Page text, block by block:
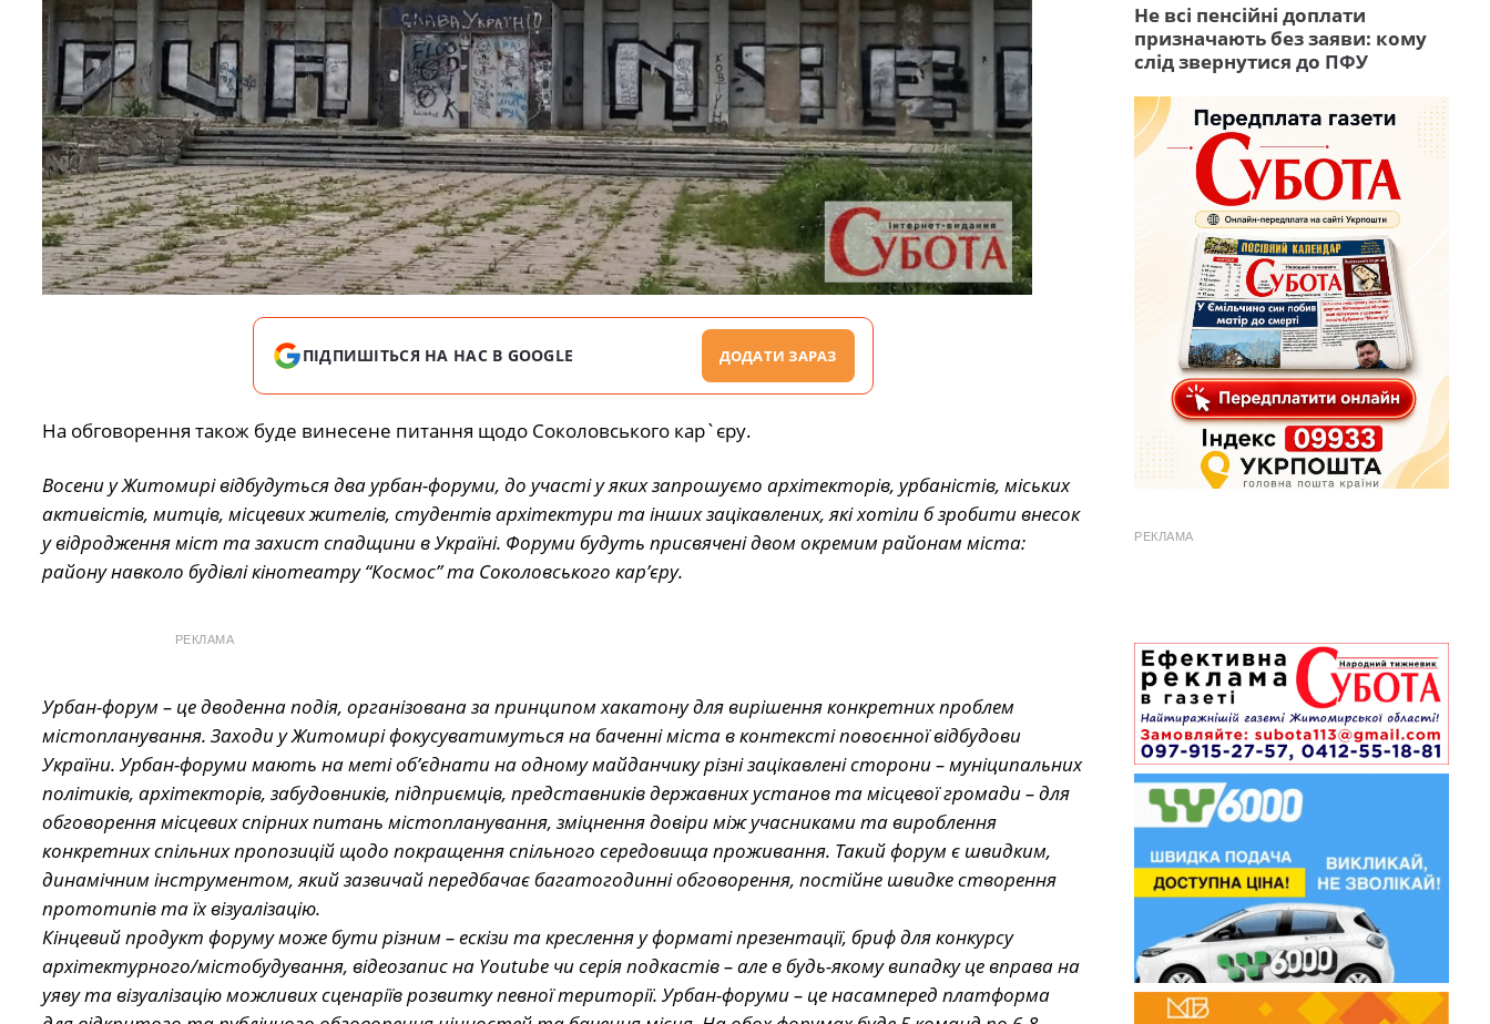
ПІДПИШІТЬСЯ НА НАС В GOOGLE ДОДАТИ ЗАРАЗ
На обговорення також буде винесене питання щодо Соколовського кар`єру.
Восени у Житомирі відбудуться два урбан-форуми, до участі у яких запрошуємо архітекторів, урбаністів, міських
активістів, митців, місцевих жителів, студентів архітектури та інших зацікавлених, які хотіли б зробити внесок
у відродження міст та захист спадщини в Україні. Форуми будуть присвячені двом окремим районам міста:
району навколо будівлі кінотеатру “Космос” та Соколовського кар’єру.
РЕКЛАМА
Урбан-форум – це дводенна подія, організована за принципом хакатону для вирішення конкретних проблем
містопланування. Заходи у Житомирі фокусуватимуться на баченні міста в контексті повоєнної відбудови
України. Урбан-форуми мають на меті об’єднати на одному майданчику різні зацікавлені сторони – муніципальних
політиків, архітекторів, забудовників, підприємців, представників державних установ та місцевої громади – для
обговорення місцевих спірних питань містопланування, зміцнення довіри між учасниками та вироблення
конкретних спільних пропозицій щодо покращення спільного середовища проживання. Такий форум є швидким,
динамічним інструментом, який зазвичай передбачає багатогодинні обговорення, постійне швидке створення
прототипів та їх візуалізацію.
Кінцевий продукт форуму може бути різним – ескізи та креслення у форматі презентації, бриф для конкурсу
архітектурного/містобудування, відеозапис на Youtube чи серія подкастів – але в будь-якому випадку це вправа на
уяву та візуалізацію можливих сценаріїв розвитку певної території. Урбан-форуми – це насамперед платформа
Не всі пенсійні доплати
призначають без заяви: кому
слід звернутися до ПФУ
РЕКЛАМА